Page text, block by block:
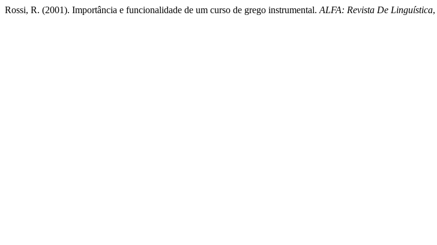
Rossi, R. (2001). Importância e funcionalidade de um curso de grego instrumental. ALFA: Revista De Linguística,